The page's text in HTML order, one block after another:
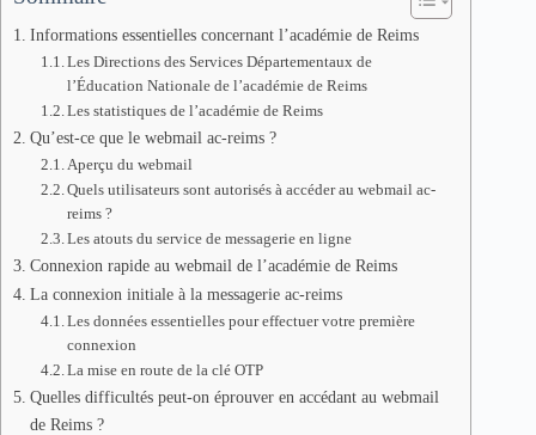
Informations essentielles concernant l’académie de Reims
Les Directions des Services Départementaux de
l’Éducation Nationale de l’académie de Reims
Les statistiques de l’académie de Reims
Qu’est-ce que le webmail ac-reims ?
Aperçu du webmail
Quels utilisateurs sont autorisés à accéder au webmail ac-
reims ?
Les atouts du service de messagerie en ligne
Connexion rapide au webmail de l’académie de Reims
La connexion initiale à la messagerie ac-reims
Les données essentielles pour effectuer votre première
connexion
La mise en route de la clé OTP
Quelles difficultés peut-on éprouver en accédant au webmail
de Reims ?